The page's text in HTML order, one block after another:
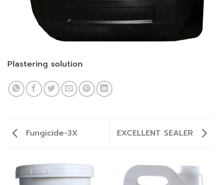
Plastering solution
Fungicide-3X EXCELLENT SEALER